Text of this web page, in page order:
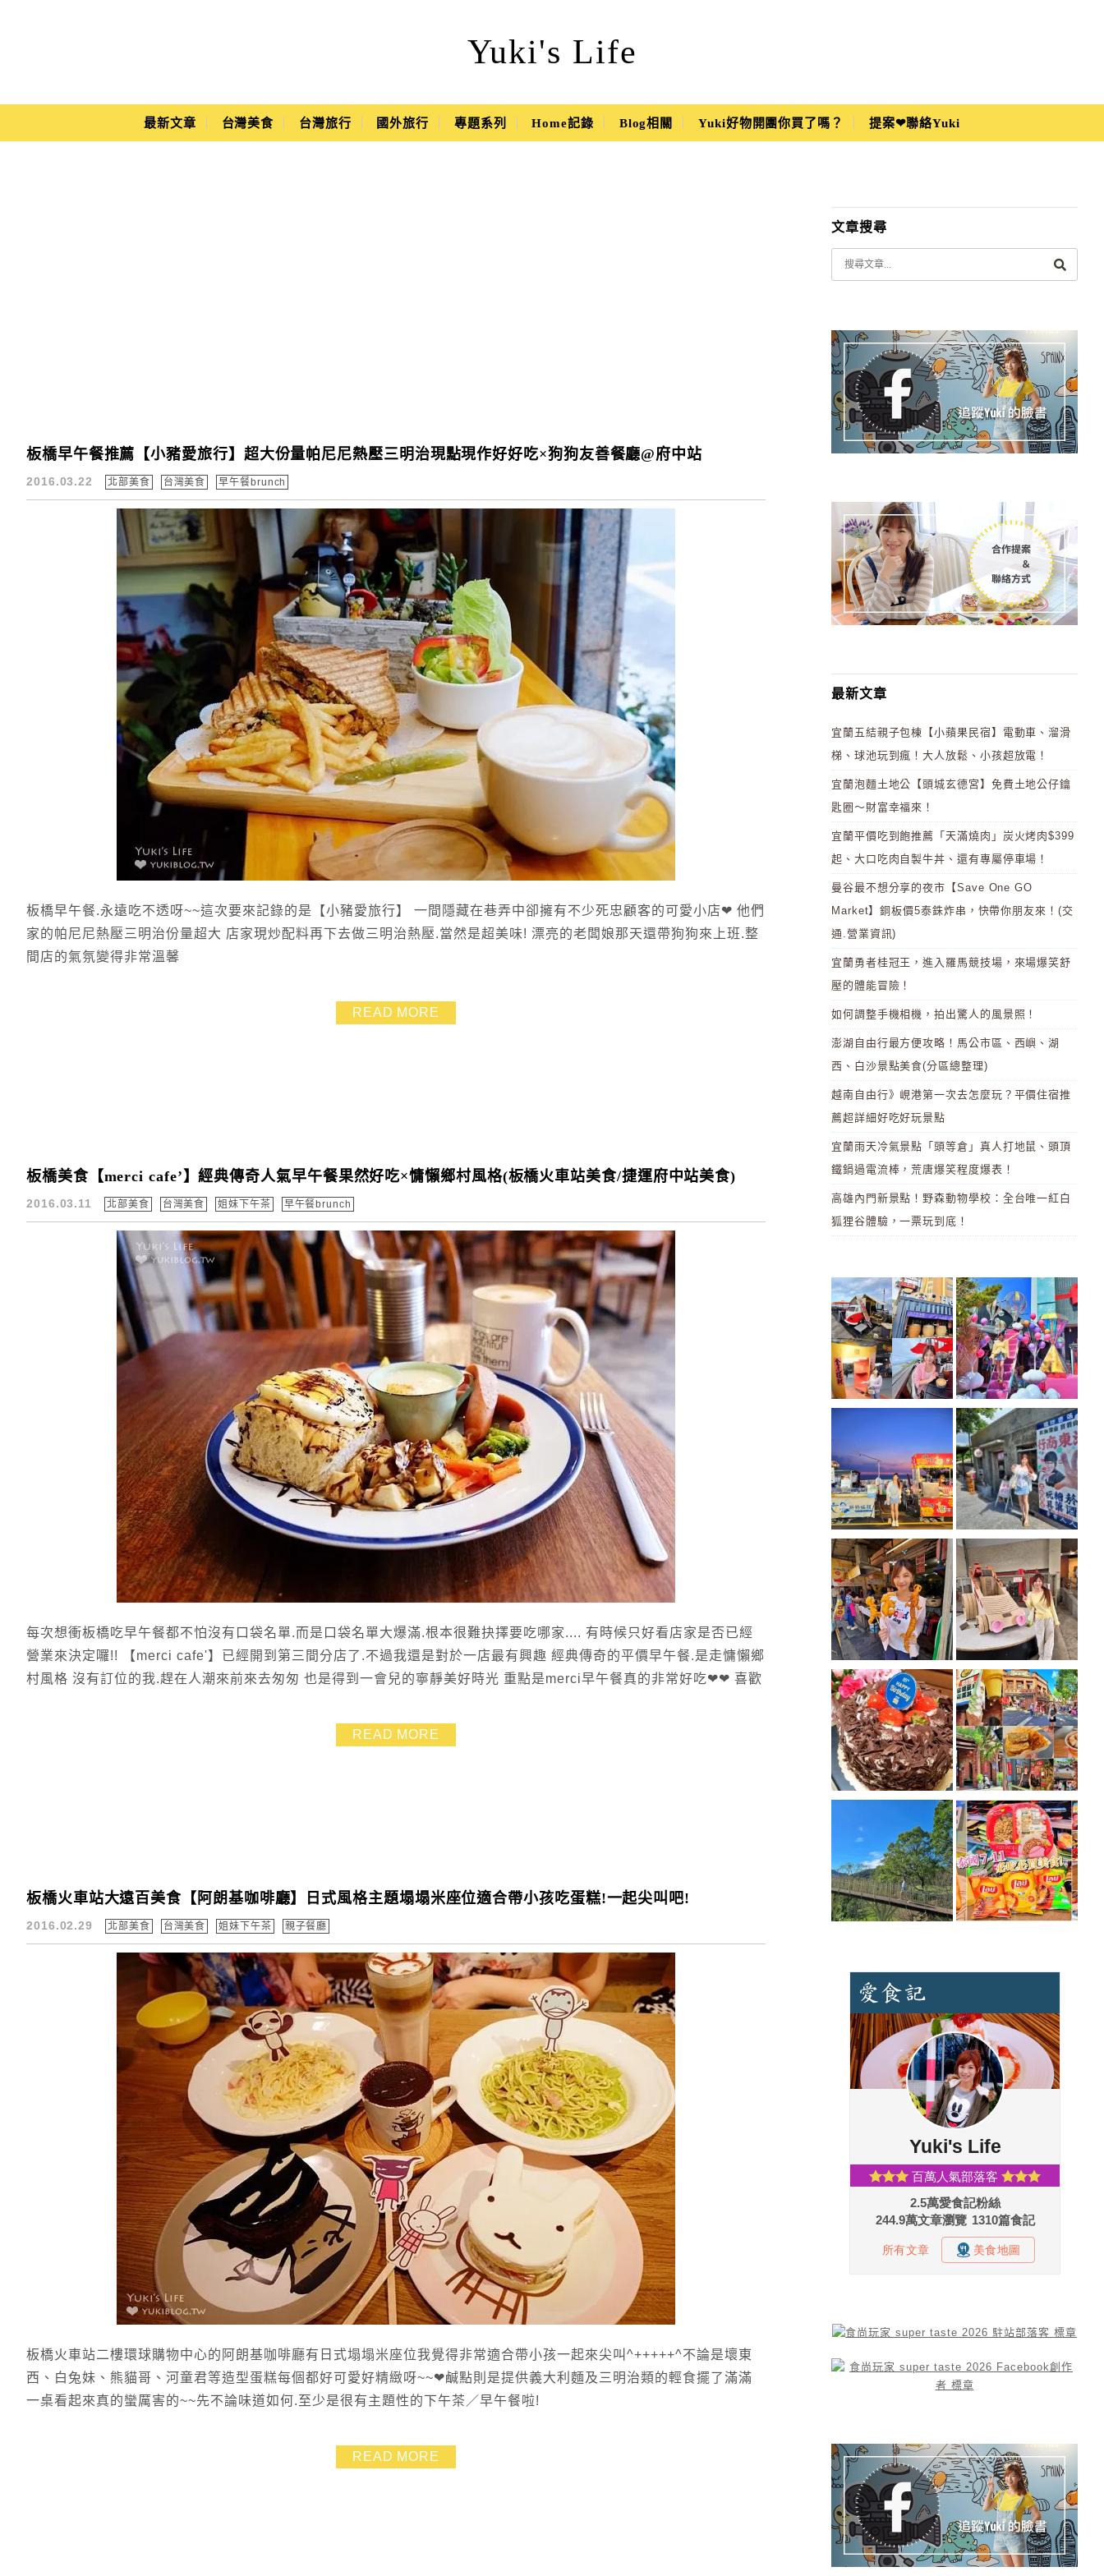
Yuki's Life
Yuki's Life
Main Menu
最新文章 台灣美食 台灣旅行 國外旅行 專題系列 Home記錄 Blog相關 Yuki好物開團你買了嗎？ 提案❤聯絡Yuki
板橋早午餐推薦【小豬愛旅行】超大份量帕尼尼熱壓三明治現點現作好好吃×狗狗友善餐廳@府中站
2016.03.22 北部美食 台灣美食 早午餐brunch
板橋早午餐.永遠吃不透呀~~這次要來記錄的是【小豬愛旅行】 一間隱藏在巷弄中卻擁有不少死忠顧客的可愛小店❤ 他們
家的帕尼尼熱壓三明治份量超大 店家現炒配料再下去做三明治熱壓.當然是超美味! 漂亮的老闆娘那天還帶狗狗來上班.整
間店的氣氛變得非常溫馨
READ MORE
板橋美食【merci cafe’】經典傳奇人氣早午餐果然好吃×慵懶鄉村風格(板橋火車站美食/捷運府中站美食)
2016.03.11 北部美食 台灣美食 姐妹下午茶 早午餐brunch
每次想衝板橋吃早午餐都不怕沒有口袋名單.而是口袋名單大爆滿.根本很難抉擇要吃哪家.... 有時候只好看店家是否已經
營業來決定囉!! 【merci cafe'】已經開到第三間分店了.不過我還是對於一店最有興趣 經典傳奇的平價早午餐.是走慵懶鄉
村風格 沒有訂位的我.趕在人潮來前來去匆匆 也是得到一會兒的寧靜美好時光 重點是merci早午餐真的非常好吃❤❤ 喜歡
READ MORE
板橋火車站大遠百美食【阿朗基咖啡廳】日式風格主題塌塌米座位適合帶小孩吃蛋糕!一起尖叫吧!
2016.02.29 北部美食 台灣美食 姐妹下午茶 親子餐廳
板橋火車站二樓環球購物中心的阿朗基咖啡廳有日式塌塌米座位我覺得非常適合帶小孩一起來尖叫^+++++^不論是壞東
西、白兔妹、熊貓哥、河童君等造型蛋糕每個都好可愛好精緻呀~~❤鹹點則是提供義大利麵及三明治類的輕食擺了滿滿
一桌看起來真的蠻厲害的~~先不論味道如何.至少是很有主題性的下午茶／早午餐啦!
READ MORE
文章搜尋
最新文章
宜蘭五結親子包棟【小蘋果民宿】電動車、溜滑
梯、球池玩到瘋！大人放鬆、小孩超放電！
宜蘭泡麵土地公【頭城玄德宮】免費土地公仔鑰
匙圈～財富幸福來！
宜蘭平價吃到飽推薦「天滿燒肉」炭火烤肉$399
起、大口吃肉自製牛丼、還有專屬停車場！
曼谷最不想分享的夜市【Save One GO
Market】銅板價5泰銖炸串，快帶你朋友來！(交
通.營業資訊)
宜蘭勇者桂冠王，進入羅馬競技場，來場爆笑舒
壓的體能冒險！
如何調整手機相機，拍出驚人的風景照！
澎湖自由行最方便攻略！馬公市區、西嶼、湖
西、白沙景點美食(分區總整理)
越南自由行》峴港第一次去怎麼玩？平價住宿推
薦超詳細好吃好玩景點
宜蘭雨天冷氣景點「頭等倉」真人打地鼠、頭頂
鐵鍋過電流棒，荒唐爆笑程度爆表！
高雄內門新景點！野森動物學校：全台唯一紅白
狐狸谷體驗，一票玩到底！